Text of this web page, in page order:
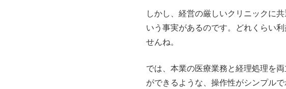
しかし、経営の厳しいクリニックに
いう事実があるのです。どれくらい
せんね。
では、本業の医療業務と経理処理を
ができるような、操作性がシンプル